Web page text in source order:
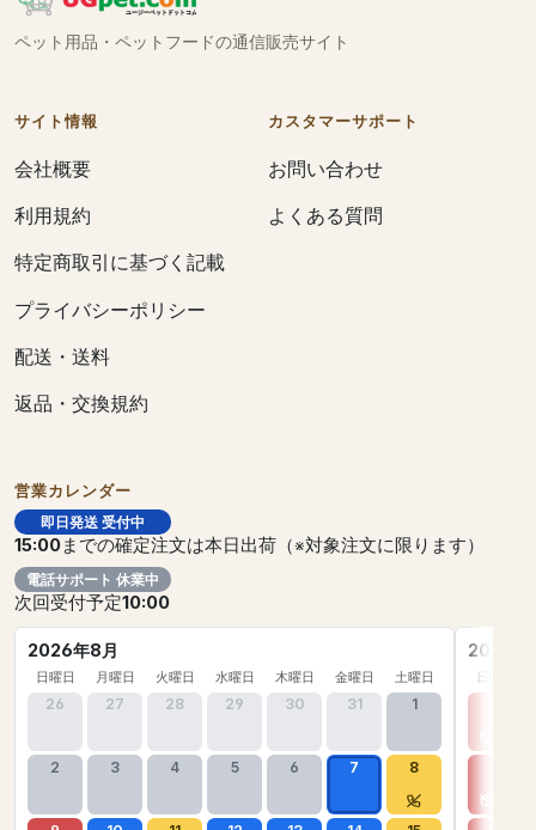
ペット用品・ペットフードの通信販売サイト
サイト情報
会社概要
利用規約
特定商取引に基づく記載
プライバシーポリシー
配送・送料
返品・交換規約
カスタマーサポート
お問い合わせ
よくある質問
営業カレンダー
即日発送 受付中
15:00までの確定注文は本日出荷（※対象注文に限ります）
電話サポート 休業中
次回受付予定10:00
2026年8月
日曜日 月曜日 火曜日 水曜日 木曜日 金曜日 土曜日
26 27 28 29 30 31 1
2 3 4 5 6 7 8
2026年
日曜日